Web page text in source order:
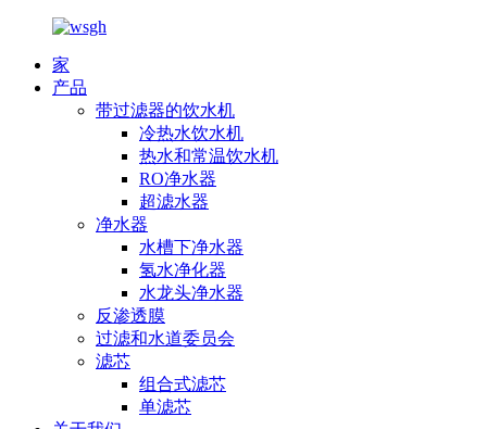
家
产品
带过滤器的饮水机
冷热水饮水机
热水和常温饮水机
RO净水器
超滤水器
净水器
水槽下净水器
氢水净化器
水龙头净水器
反渗透膜
过滤和水道委员会
滤芯
组合式滤芯
单滤芯